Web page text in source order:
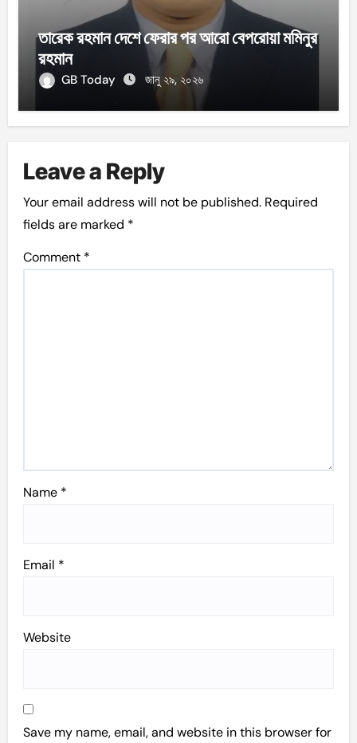
তারেক রহমান দেশে ফেরার পর আরো বেপরোয়া মমিনুর
রহমান
GB Today জানু ২৯, ২০২৬
Leave a Reply
Your email address will not be published. Required
fields are marked *
Comment *
Name *
Email *
Website
Save my name, email, and website in this browser for